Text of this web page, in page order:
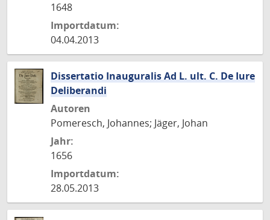
1648
Importdatum:
04.04.2013
Dissertatio Inauguralis Ad L. ult. C. De Iure
Deliberandi
Autoren
Pomeresch, Johannes; Jäger, Johan
Jahr:
1656
Importdatum:
28.05.2013